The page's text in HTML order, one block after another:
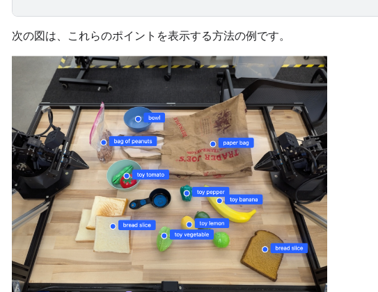
次の図は、これらのポイントを表示する方法の例です。